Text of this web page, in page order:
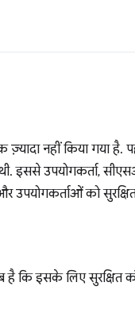
ज़्यादा नहीं किया गया है.
इससे उपयोगकर्ता,
उपयोगकर्ताओं को
कि इसके लिए सुरक्षित